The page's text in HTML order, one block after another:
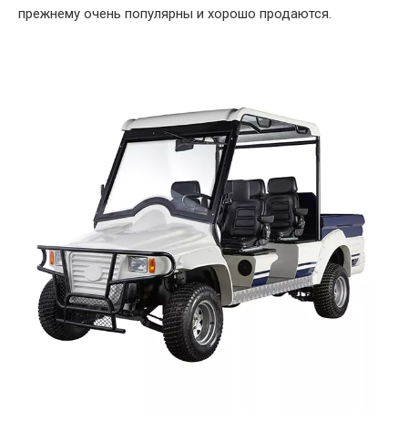
прежнему очень популярны и хорошо продаются.